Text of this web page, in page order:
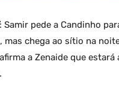
: Samir pede a Candinho
mas chega ao sítio na
a Zenaide que